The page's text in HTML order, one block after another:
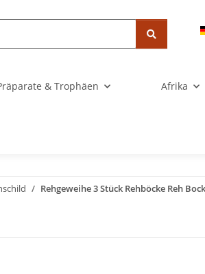
& Trophäen Afrika
Rehgeweihe 3 Stück Rehböcke Reh